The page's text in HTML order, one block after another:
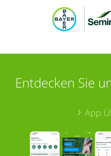
Entdecken Sie
App